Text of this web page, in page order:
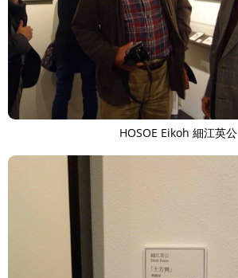
HOSOE Eikoh 細江英公